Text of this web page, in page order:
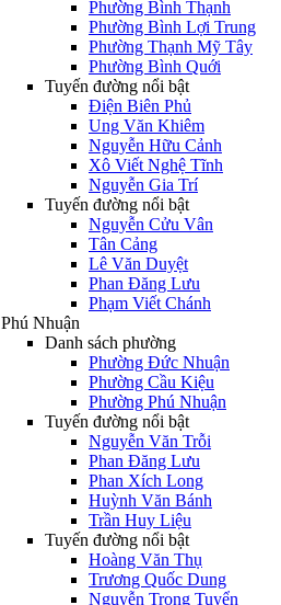
Phường Bình Thạnh
Phường Bình Lợi Trung
Phường Thạnh Mỹ Tây
Phường Bình Quới
Tuyến đường nổi bật
Điện Biên Phủ
Ung Văn Khiêm
Nguyễn Hữu Cảnh
Xô Viết Nghệ Tĩnh
Nguyễn Gia Trí
Tuyến đường nổi bật
Nguyễn Cửu Vân
Tân Cảng
Lê Văn Duyệt
Phan Đăng Lưu
Phạm Viết Chánh
Phú Nhuận
Danh sách phường
Phường Đức Nhuận
Phường Cầu Kiệu
Phường Phú Nhuận
Tuyến đường nổi bật
Nguyễn Văn Trỗi
Phan Đăng Lưu
Phan Xích Long
Huỳnh Văn Bánh
Trần Huy Liệu
Tuyến đường nổi bật
Hoàng Văn Thụ
Trương Quốc Dung
Nguyễn Trọng Tuyển